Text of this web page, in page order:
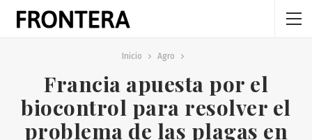
Inicio Agro
Francia apuesta por el
biocontrol para resolver el
problema de las plagas en